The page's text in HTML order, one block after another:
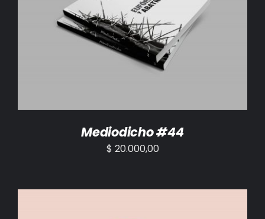
AÑADIR AL CARRITO / DETALLES
Mediodicho #44
$ 20.000,00